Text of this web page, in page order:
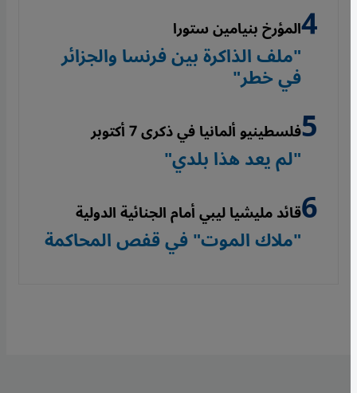
المؤرخ بنيامين ستورا
"ملف الذاكرة بين فرنسا والجزائر
في خطر"
فلسطينيو ألمانيا في ذكرى 7 أكتوبر
"لم يعد هذا بلدي"
قائد مليشيا ليبي أمام الجنائية الدولية
"ملاك الموت" في قفص المحاكمة